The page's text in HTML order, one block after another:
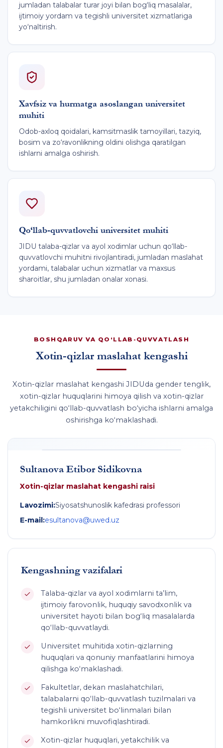
jumladan talabalar turar joyi bilan bog‘liq masalalar,
ijtimoiy yordam va tegishli universitet xizmatlariga
yo‘naltirish.
Xavfsiz va hurmatga asoslangan universitet
muhiti
Odob-axloq qoidalari, kamsitmaslik tamoyillari, tazyiq,
bosim va zo‘ravonlikning oldini olishga qaratilgan
ishlarni amalga oshirish.
Qo‘llab-quvvatlovchi universitet muhiti
JIDU talaba-qizlar va ayol xodimlar uchun qo‘llab-
quvvatlovchi muhitni rivojlantiradi, jumladan maslahat
yordami, talabalar uchun xizmatlar va maxsus
sharoitlar, shu jumladan onalar xonasi.
BOSHQARUV VA QO‘LLAB-QUVVATLASH
Xotin-qizlar maslahat kengashi
Xotin-qizlar maslahat kengashi JIDUda gender tenglik,
xotin-qizlar huquqlarini himoya qilish va xotin-qizlar
yetakchiligini qo‘llab-quvvatlash bo‘yicha ishlarni amalga
oshirishga ko‘maklashadi.
Sultanova Etibor Sidikovna
Xotin-qizlar maslahat kengashi raisi
Lavozimi:Siyosatshunoslik kafedrasi professori
E-mail:esultanova@uwed.uz
Kengashning vazifalari
Talaba-qizlar va ayol xodimlarni ta’lim,
ijtimoiy farovonlik, huquqiy savodxonlik va
universitet hayoti bilan bog‘liq masalalarda
qo‘llab-quvvatlaydi.
Universitet muhitida xotin-qizlarning
huquqlari va qonuniy manfaatlarini himoya
qilishga ko‘maklashadi.
Fakultetlar, dekan maslahatchilari,
talabalarni qo‘llab-quvvatlash tuzilmalari va
tegishli universitet bo‘linmalari bilan
hamkorlikni muvofiqlashtiradi.
Xotin-qizlar huquqlari, yetakchilik va